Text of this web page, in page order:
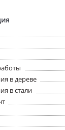
в дереве
в стали